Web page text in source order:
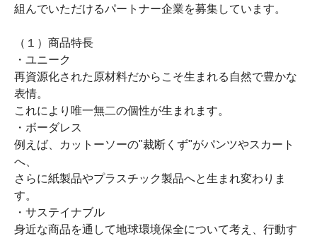
組んでいただけるパートナー企業を募集しています。
（１）商品特長
・ユニーク
再資源化された原材料だからこそ生まれる自然で豊かな
表情。
これにより唯一無二の個性が生まれます。
・ボーダレス
例えば、カットーソーの"裁断くず"がパンツやスカート
へ、
さらに紙製品やプラスチック製品へと生まれ変わりま
す。
・サステイナブル
身近な商品を通して地球環境保全について考え、行動す